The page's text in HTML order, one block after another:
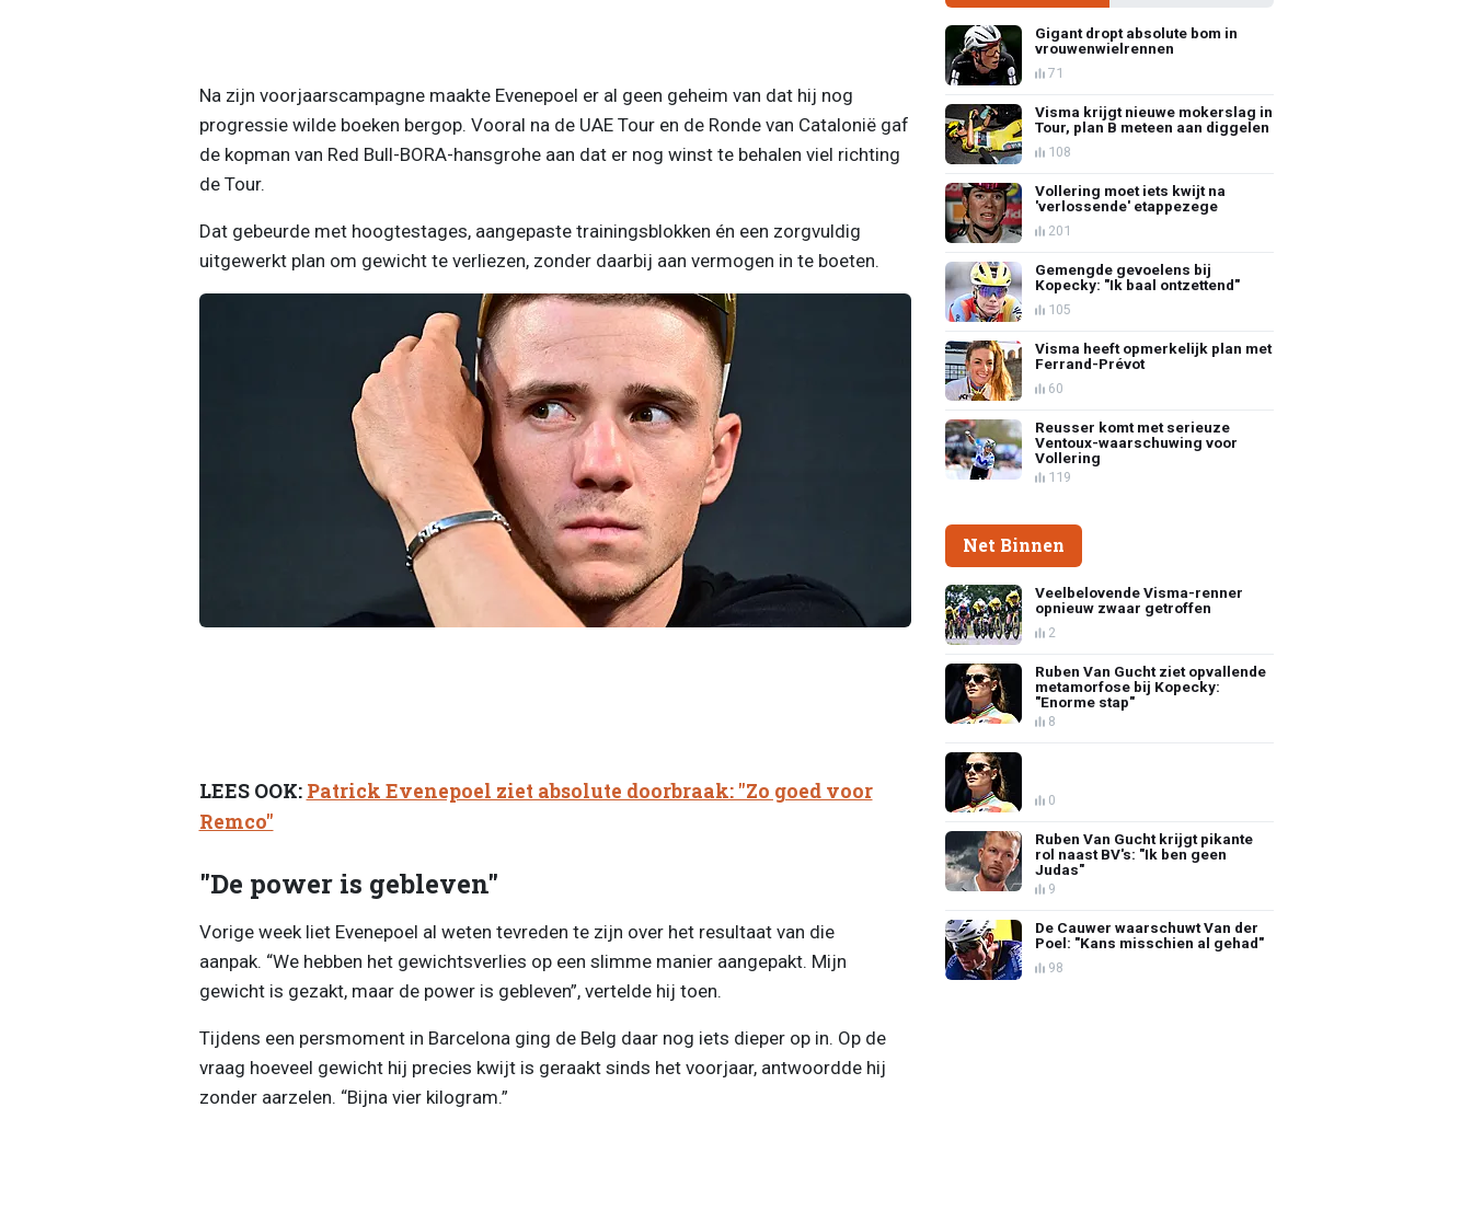
Na zijn voorjaarscampagne maakte Evenepoel er al geen geheim van dat hij nog
progressie wilde boeken bergop. Vooral na de UAE Tour en de Ronde van Catalonië gaf
de kopman van Red Bull-BORA-hansgrohe aan dat er nog winst te behalen viel richting
de Tour.
Dat gebeurde met hoogtestages, aangepaste trainingsblokken én een zorgvuldig
uitgewerkt plan om gewicht te verliezen, zonder daarbij aan vermogen in te boeten.
LEES OOK: Patrick Evenepoel ziet absolute doorbraak: "Zo goed voor
Remco"
"De power is gebleven"
Vorige week liet Evenepoel al weten tevreden te zijn over het resultaat van die
aanpak. “We hebben het gewichtsverlies op een slimme manier aangepakt. Mijn
gewicht is gezakt, maar de power is gebleven”, vertelde hij toen.
Tijdens een persmoment in Barcelona ging de Belg daar nog iets dieper op in. Op de
vraag hoeveel gewicht hij precies kwijt is geraakt sinds het voorjaar, antwoordde hij
zonder aarzelen. “Bijna vier kilogram.”
Gigant dropt absolute bom in
vrouwenwielrennen
71
Visma krijgt nieuwe mokerslag in
Tour, plan B meteen aan diggelen
108
Vollering moet iets kwijt na
'verlossende' etappezege
201
Gemengde gevoelens bij
Kopecky: "Ik baal ontzettend"
105
Visma heeft opmerkelijk plan met
Ferrand-Prévot
60
Reusser komt met serieuze
Ventoux-waarschuwing voor
Vollering
119
Net Binnen
Veelbelovende Visma-renner
opnieuw zwaar getroffen
2
Ruben Van Gucht ziet opvallende
metamorfose bij Kopecky:
"Enorme stap"
8
0
Ruben Van Gucht krijgt pikante
rol naast BV's: "Ik ben geen
Judas"
9
De Cauwer waarschuwt Van der
Poel: "Kans misschien al gehad"
98